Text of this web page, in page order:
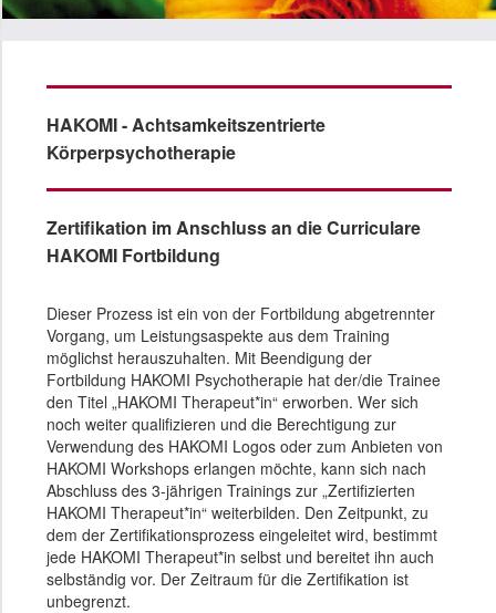
HAKOMI - Achtsamkeitszentrierte
Körperpsychotherapie
Zertifikation im Anschluss an die Curriculare
HAKOMI Fortbildung
Dieser Prozess ist ein von der Fortbildung abgetrennter
Vorgang, um Leistungsaspekte aus dem Training
möglichst herauszuhalten. Mit Beendigung der
Fortbildung HAKOMI Psychotherapie hat der/die Trainee
den Titel „HAKOMI Therapeut*in“ erworben. Wer sich
noch weiter qualifizieren und die Berechtigung zur
Verwendung des HAKOMI Logos oder zum Anbieten von
HAKOMI Workshops erlangen möchte, kann sich nach
Abschluss des 3-jährigen Trainings zur „Zertifizierten
HAKOMI Therapeut*in“ weiterbilden. Den Zeitpunkt, zu
dem der Zertifikationsprozess eingeleitet wird, bestimmt
jede HAKOMI Therapeut*in selbst und bereitet ihn auch
selbständig vor. Der Zeitraum für die Zertifikation ist
unbegrenzt.